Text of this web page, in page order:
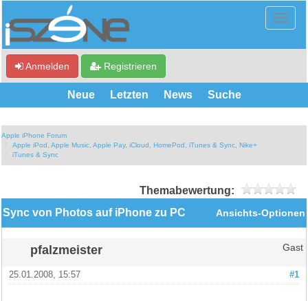
Anmelden Registrieren
Neue Letzten News Suche
Apple iPhone Forum
Apple iPod, Apple Music, Apple Pay, iCloud, HomePod, iTunes & Sync, Nike+
iTunes & Sync
Themabewertung:
Ansichts-Optionen
Sync von Photos auf iPhone zu PC
pfalzmeister Gast
#1
25.01.2008, 15:57